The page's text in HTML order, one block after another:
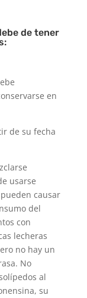
de tener
en
de su fecha
usarse
causar
del
con
lecheras
no hay un
No
al
su